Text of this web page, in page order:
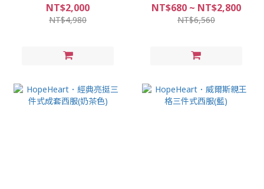
NT$2,000
NT$4,980
NT$680 ~ NT$2,800
NT$6,560